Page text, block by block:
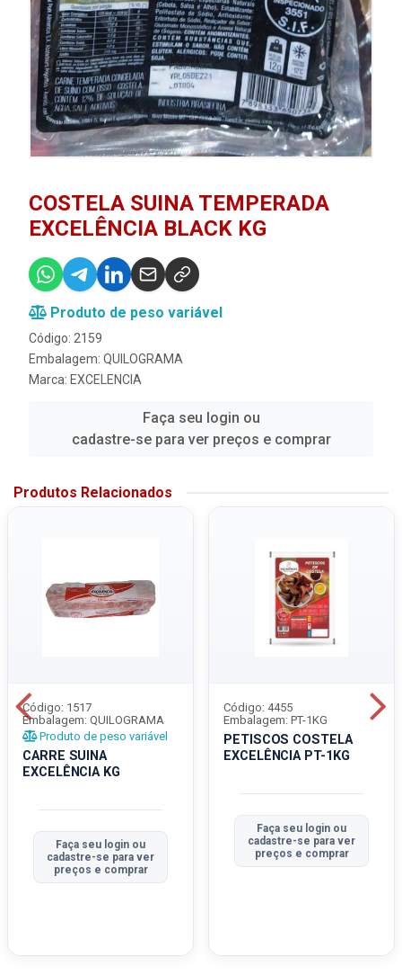
COSTELA SUINA TEMPERADA
EXCELÊNCIA BLACK KG
Produto de peso variável
Código: 2159
Embalagem: QUILOGRAMA
Marca: EXCELENCIA
Faça seu login ou
cadastre-se para ver preços e comprar
Produtos Relacionados
CARRE SUINA
EXCELÊNCIA KG
Código: 1517
Embalagem: QUILOGRAMA
Produto de peso variável
Faça seu login ou
cadastre-se para ver
preços e comprar
PETISCOS COSTELA
EXCELÊNCIA PT-1KG
Código: 4455
Embalagem: PT-1KG
Faça seu login ou
cadastre-se para ver
preços e comprar